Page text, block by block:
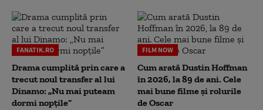
FANATIK.RO
Drama cumplită prin care a
trecut noul transfer al lui
Dinamo: „Nu mai puteam
dormi nopțile”
FILM NOW
Cum arată Dustin Hoffman
în 2026, la 89 de ani. Cele
mai bune filme și rolurile
de Oscar